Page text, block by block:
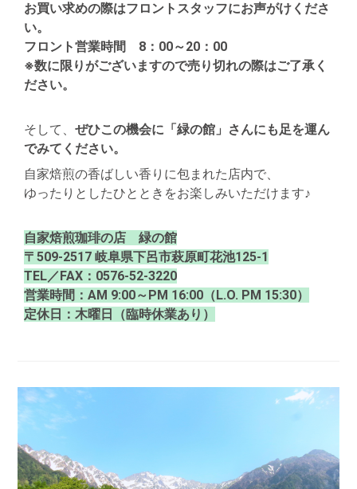
お買い求めの際はフロントスタッフにお声がけくださ
い。
フロント営業時間 8：00～20：00
※数に限りがございますので売り切れの際はご了承く
ださい。
そして、 ぜひこの機会に「緑の館」さんにも足を運ん
でみてください。
自家焙煎の香ばしい香りに包まれた店内で、
ゆったりとしたひとときをお楽しみいただけます♪
自家焙煎珈琲の店 緑の館
〒509-2517 岐阜県下呂市萩原町花池125-1
TEL／FAX：0576-52-3220
営業時間：AM 9:00～PM 16:00（L.O. PM 15:30）
定休日：木曜日（臨時休業あり）